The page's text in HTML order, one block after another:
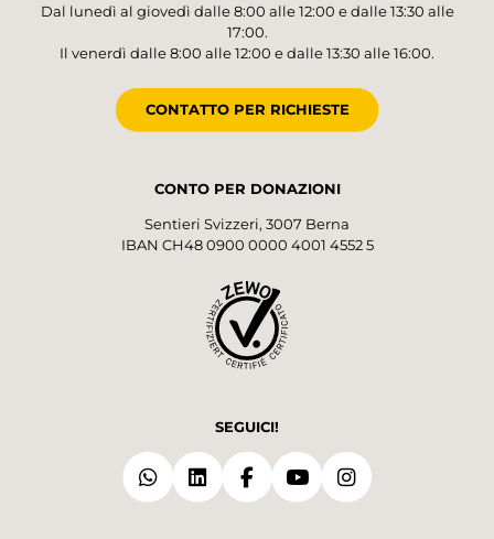
Dal lunedì al giovedì dalle 8:00 alle 12:00 e dalle 13:30 alle
17:00.
Il venerdì dalle 8:00 alle 12:00 e dalle 13:30 alle 16:00.
CONTATTO PER RICHIESTE
CONTO PER DONAZIONI
Sentieri Svizzeri, 3007 Berna
IBAN CH48 0900 0000 4001 4552 5
SEGUICI!